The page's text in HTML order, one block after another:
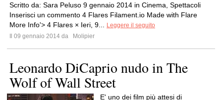
Scritto da: Sara Peluso 9 gennaio 2014 in Cinema, Spettacoli
Inserisci un commento 4 Flares Filament.io Made with Flare
More Info'> 4 Flares × Ieri, 9...
Leggere il seguito
Il 09 gennaio 2014 da
Molipier
Leonardo DiCaprio nudo in The
Wolf of Wall Street
E' uno dei film più attesi di